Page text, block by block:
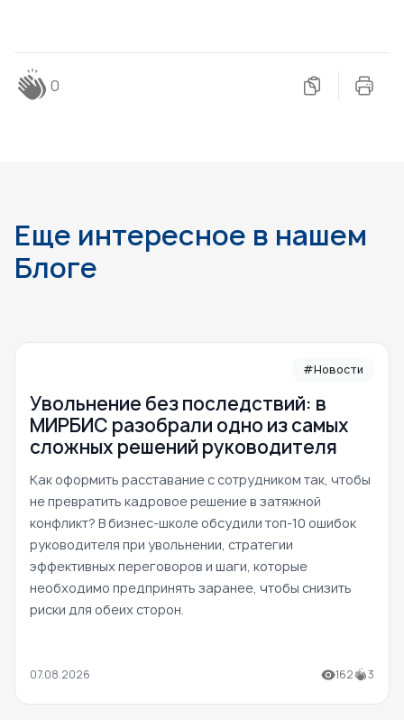
0
Еще интересное в нашем
Блоге
#Новости
Увольнение без последствий: в
МИРБИС разобрали одно из самых
сложных решений руководителя
Как оформить расставание с сотрудником так, чтобы
не превратить кадровое решение в затяжной
конфликт? В бизнес-школе обсудили топ-10 ошибок
руководителя при увольнении, стратегии
эффективных переговоров и шаги, которые
необходимо предпринять заранее, чтобы снизить
риски для обеих сторон.
07.08.2026 162 3